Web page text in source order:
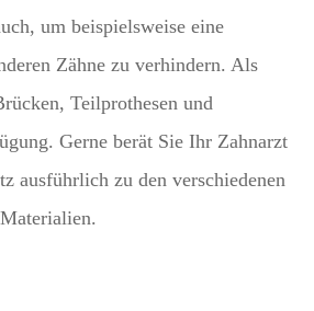
um beispielsweise eine
Zähne zu verhindern. Als
Teilprothesen und
Gerne berät Sie Ihr Zahnarzt
ausführlich zu den verschiedenen